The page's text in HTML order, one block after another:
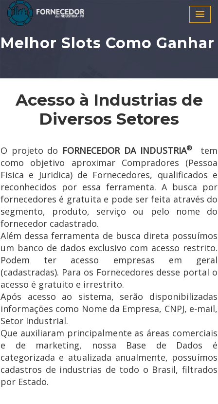
Melhor Slots Como Ganhar
Acesso à Industrias de
Diversos Setores
O projeto do FORNECEDOR DA INDUSTRIA®tem
como objetivo aproximar Compradores (Pessoa
Fisica e Juridica) de Fornecedores, qualificados e
reconhecidos por essa ferramenta. A busca por
fornecedores é gratuita e pode ser feita através do
segmento, produto, serviço ou pelo nome do
fornecedor cadastrado.
Além dessa ferramenta de busca direta possuímos
um banco de dados exclusivo com acesso restrito.
Podem ter acesso empresas em geral
(cadastradas). Para os Fornecedores desse portal o
acesso é gratuito e irrestrito.
Após acesso ao sistema, serão disponibilizadas
informações como Nome da Empresa, CNPJ, e-mail,
Setor Industrial.
Que auxiliaram principalmente as áreas comerciais
e de marketing, nossa Base de Dados é
categorizada e atualizada anualmente, possuímos
cadastros de industrias de todo o Brasil, filtrados
por Estado.